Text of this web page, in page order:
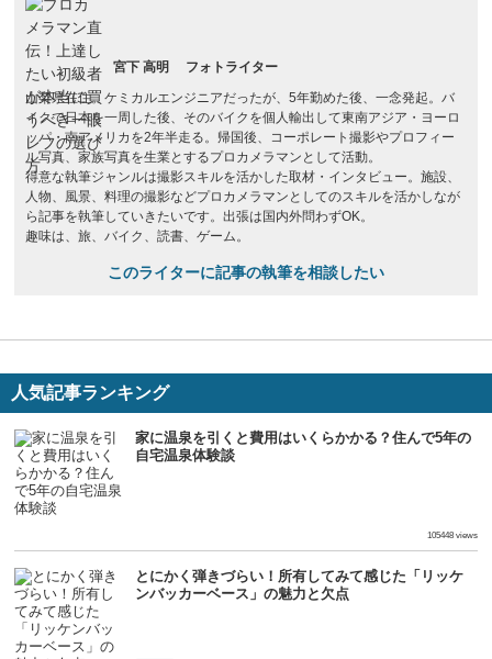
宮下 高明
フォトライター
山梨県在住。ケミカルエンジニアだったが、5年勤めた後、一念発起。バ
イクで日本を一周した後、そのバイクを個人輸出して東南アジア・ヨーロ
ッパ・南アメリカを2年半走る。帰国後、コーポレート撮影やプロフィー
ル写真、家族写真を生業とするプロカメラマンとして活動。
得意な執筆ジャンルは撮影スキルを活かした取材・インタビュー。施設、
人物、風景、料理の撮影などプロカメラマンとしてのスキルを活かしなが
ら記事を執筆していきたいです。出張は国内外問わずOK。
趣味は、旅、バイク、読書、ゲーム。
このライターに記事の執筆を相談したい
人気記事ランキング
家に温泉を引くと費用はいくらかかる？住んで5年の
自宅温泉体験談
105448 views
とにかく弾きづらい！所有してみて感じた「リッケ
ンバッカーベース」の魅力と欠点